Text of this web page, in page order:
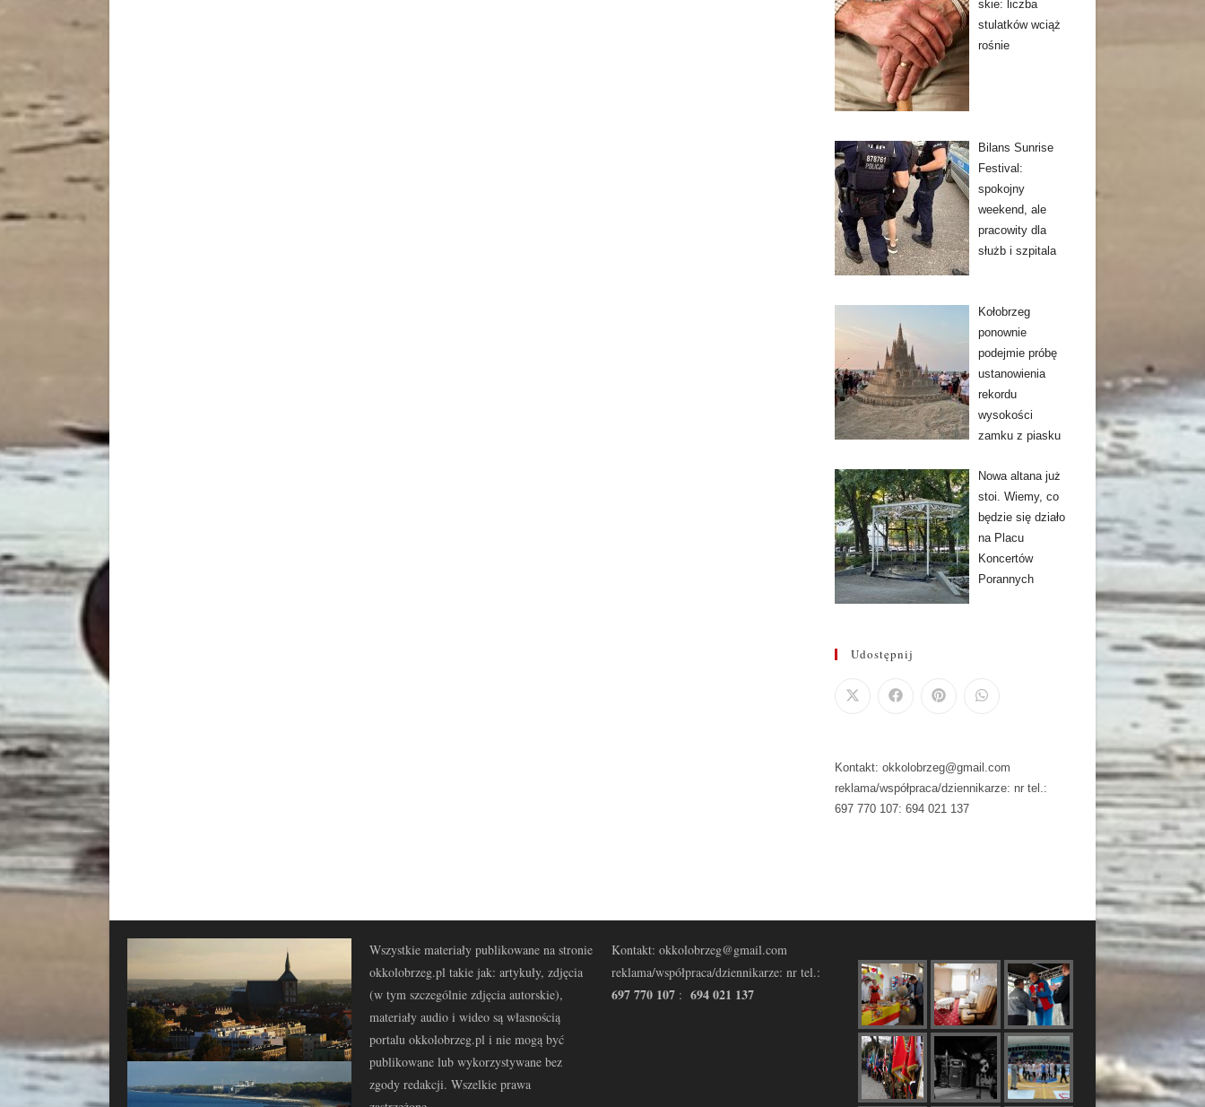
skie: liczba
stulatków wciąż
rośnie
Bilans Sunrise
Festival:
spokojny
weekend, ale
pracowity dla
służb i szpitala
Kołobrzeg
ponownie
podejmie próbę
ustanowienia
rekordu
wysokości
zamku z piasku
Nowa altana już
stoi. Wiemy, co
będzie się działo
na Placu
Koncertów
Porannych
Udostępnij
Kontakt: okkolobrzeg@gmail.com
reklama/współpraca/dziennikarze: nr tel.:
697 770 107: 694 021 137
Wszystkie materiały publikowane na stronie
okkolobrzeg.pl takie jak: artykuły, zdjęcia
(w tym szczególnie zdjęcia autorskie),
materiały audio i wideo są własnością
portalu okkolobrzeg.pl i nie mogą być
publikowane lub wykorzystywane bez
zgody redakcji. Wszelkie prawa
Kontakt: okkolobrzeg@gmail.com
reklama/współpraca/dziennikarze: nr tel.:
697 770 107 : 694 021 137